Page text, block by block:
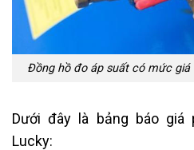
Đồng hồ đo áp suất có mức
Dưới đây là bảng báo
Lucky: